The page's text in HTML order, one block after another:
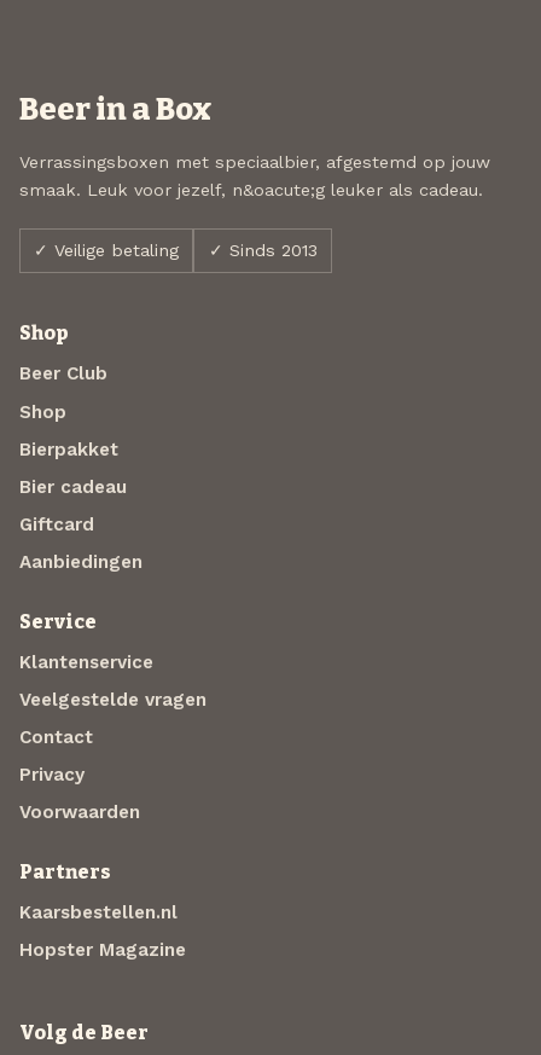
Beer in a Box
Verrassingsboxen met speciaalbier, afgestemd op jouw
smaak. Leuk voor jezelf, n&oacute;g leuker als cadeau.
✓ Veilige betaling ✓ Sinds 2013
Shop
Beer Club
Shop
Bierpakket
Bier cadeau
Giftcard
Aanbiedingen
Service
Klantenservice
Veelgestelde vragen
Contact
Privacy
Voorwaarden
Partners
Kaarsbestellen.nl
Hopster Magazine
Volg de Beer